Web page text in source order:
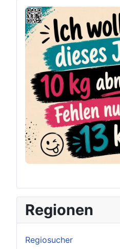
Original herunterladen
Regionen
Regiosucher